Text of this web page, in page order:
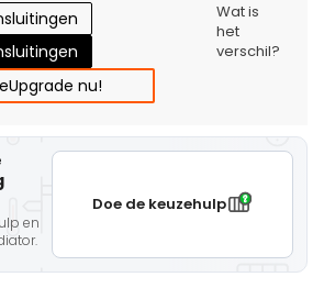
Upgrade nu!
Wat is
het
verschil?
en
Doe de keuzehulp